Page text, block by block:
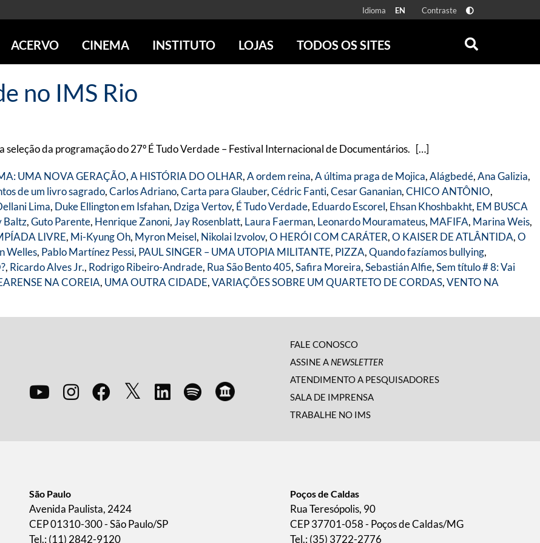
Idioma EN Contraste
ACERVO
SOBRE O ACERVO
MÚSICA
ARTE CONTEMPORÂNEA
BIBLIOTECA DE FOTOGRAFIA
DESTAQUES DE A a Z
PROGRAMA CONVIDA
POR DENTRO DO ACERVO
CINEMA
SÃO PAULO
BLOG DO CINEMA
COLEÇÃO DVD IMS
INSTITUTO
AÇÃO SOCIAL
EDUCAÇÃO
ESCOLA ESCUTA
PUBLICAÇÕES E DVDs
LOJAS TODOS OS SITES
TESTEMUNHA OCULAR
CLARICE LISPECTOR
SERROTE
VER TODOS
no IMS Rio
seleção da programação do 27º É Tudo Verdade – Festival Internacional de Documentários. […]
UMA NOVA GERAÇÃO,A HISTÓRIA DO OLHAR,A ordem reina,A última praga de Mojica,Alágbedé,Ana Galizia,
de um livro sagrado,Carlos Adriano,Carta para Glauber,Cédric Fanti,Cesar Gananian,CHICO ANTÔNIO,
Lima, Duke Ellington em Isfahan, Dziga Vertov, É Tudo Verdade, Eduardo Escorel, Ehsan Khoshbakht, EM BUSCA
Baltz,Guto Parente, Henrique Zanoni, Jay Rosenblatt, Laura Faerman, Leonardo Mouramateus, MAFIFA, Marina Weis,
LIVRE, Mi-Kyung Oh, Myron Meisel, Nikolai Izvolov,O HERÓI COM CARÁTER,O KAISER DE ATLÂNTIDA,O
Welles, Pablo Martínez Pessi, PAUL SINGER – UMA UTOPIA MILITANTE, PIZZA,Quando fazíamos bullying,
, Ricardo Alves Jr., Rodrigo Ribeiro-Andrade, Rua São Bento 405,Safira Moreira,Sebastián Alfie,Sem título # 8: Vai
NA COREIA, UMA OUTRA CIDADE,VARIAÇÕES SOBRE UM QUARTETO DE CORDAS,VENTO NA
FALE CONOSCO
ASSINE A NEWSLETTER
ATENDIMENTO A PESQUISADORES
SALA DE IMPRENSA
TRABALHE NO IMS
São Paulo
Avenida Paulista, 2424
CEP 01310-300 - São Paulo/SP
Tel.: (11) 2842-9120
Poços de Caldas
Rua Teresópolis, 90
CEP 37701-058 - Poços de Caldas/MG
Tel.: (35) 3722-2776